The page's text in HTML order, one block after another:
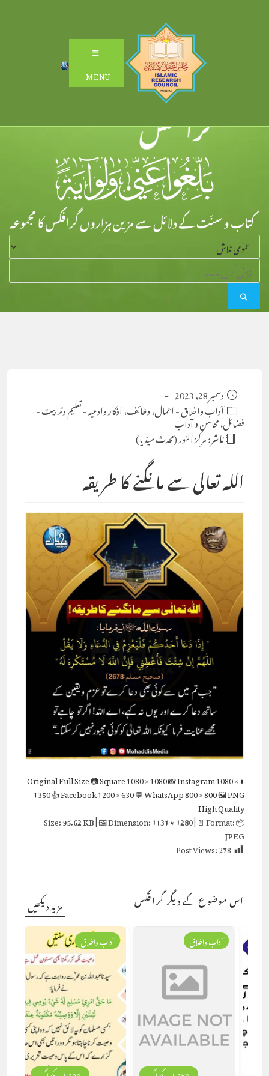
MENU
Post
published:
دسمبر 28, 2023
Post
category:
آداب واخلاق-اعمال، وظائف، اذکار وادعیہ-تعلیم وتربیت-
فضائل، محاسن و آداب
ناشر:مرکز النور (محدث میڈیا)
اللہ تعالی سے مانگنے کا طریقہ
⬇ Original
Full Size📷 Square1080 × 1080📸 Instagram1080 ×
1350👍 Facebook1200 × 630💬 WhatsApp800 × 800🖼 PNG
High Quality
📦 Size:
95.62 KB| 🖼 Dimension:1131 × 1280| 📄 Format:
JPEG
Post Views:278
اس موضوع کے دیگر گرافکس مزید دیکھیں
آداب واخلاق آداب واخلاق